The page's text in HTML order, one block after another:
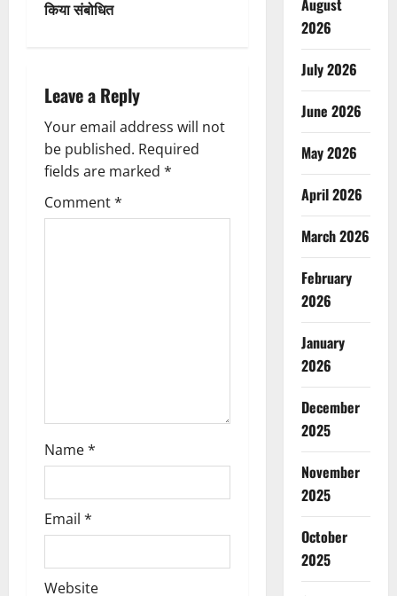
n
v
i
g
a
किया संबोधित
Leave a Reply
Your email address will not
be published. Required
fields are marked *
Comment*
Name*
Email *
Website
August
2026
July 2026
June 2026
May 2026
April 2026
March 2026
February
2026
January
2026
December
2025
November
2025
October
2025